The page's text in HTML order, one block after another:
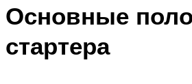
Основные
стартера